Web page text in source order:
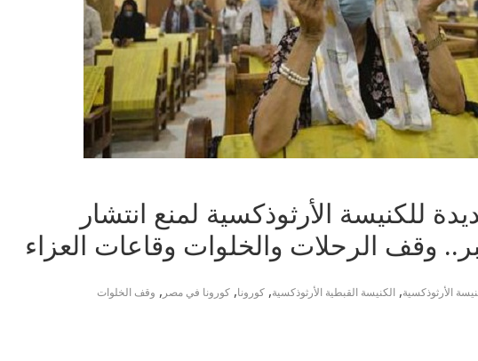
للكنيسة الأرثوذكسية لمنع انتشار
وقف الرحلات والخلوات وقاعات العزاء
الأرثوذكسية, الكنيسة القبطية الأرثوذكسية, كورونا, كورونا في مصر , وقف الخلوات